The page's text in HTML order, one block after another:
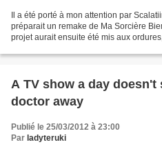
Il a été porté à mon attention par
préparait un remake de Ma Sorcière
projet aurait ensuite été mis aux
A TV show a day doesn't
doctor away
Publié le 25/03/2012 à 23:00
Par ladyteruki